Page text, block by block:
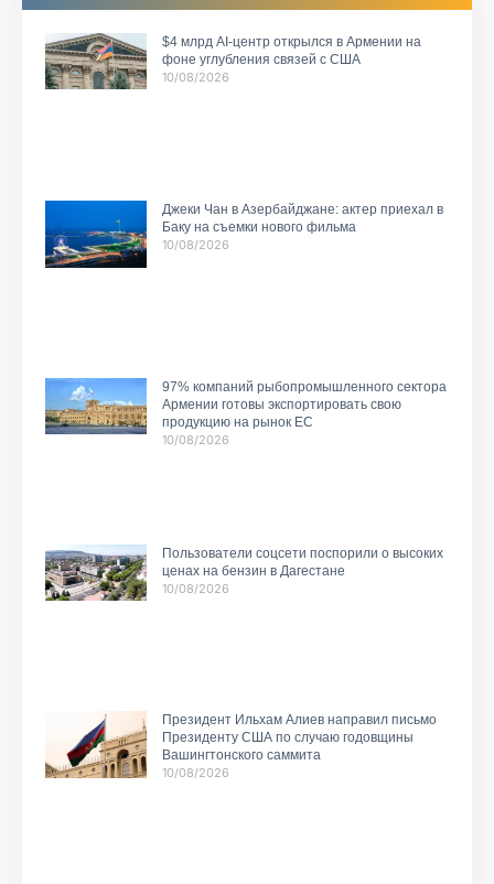
$4 млрд AI-центр открылся в Армении на
фоне углубления связей с США
10/08/2026
Джеки Чан в Азербайджане: актер приехал в
Баку на съемки нового фильма
10/08/2026
97% компаний рыбопромышленного сектора
Армении готовы экспортировать свою
продукцию на рынок ЕС
10/08/2026
Пользователи соцсети поспорили о высоких
ценах на бензин в Дагестане
10/08/2026
Президент Ильхам Алиев направил письмо
Президенту США по случаю годовщины
Вашингтонского саммита
10/08/2026